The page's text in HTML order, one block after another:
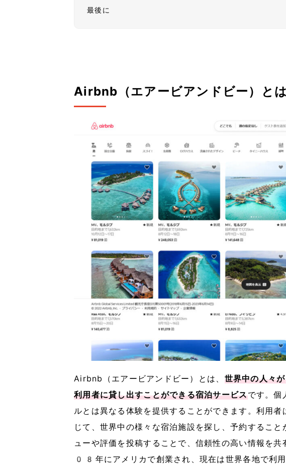
最後に
Airbnb（エアービアンドビー）と
Airbnb（エアービアンドビー）とは、 世界中の人々
利用者に貸し出すことができる宿泊サービスです。個
ルとは異なる体験を提供することができます。利用
じて、世界中の様々な宿泊施設を探し、予約するこ
ューや評価を投稿することで、信頼性の高い情報
08年にアメリカで創業され、現在は世界各地で利用